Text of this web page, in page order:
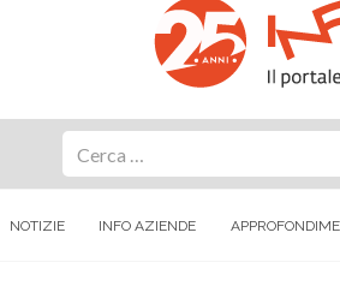
NOTIZIE INFO AZIENDE